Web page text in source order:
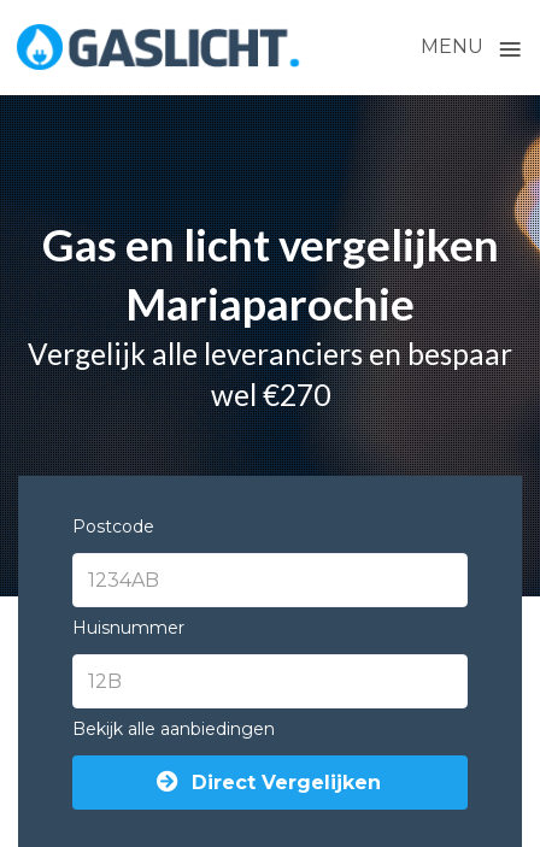
MENU ≡
Skip
to
content
Gas en licht vergelijken
Mariaparochie
Vergelijk alle leveranciers en bespaar
wel €270
Postcode
Huisnummer
Bekijk alle aanbiedingen
Direct Vergelijken